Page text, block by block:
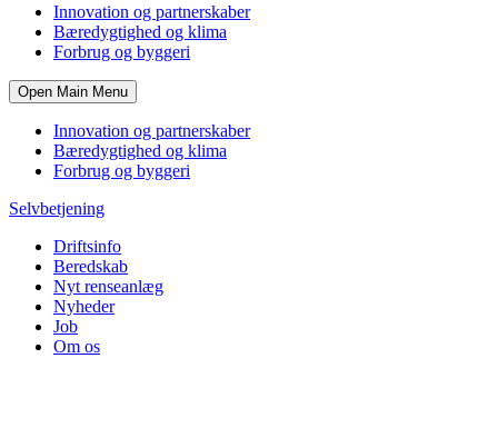
Innovation og partnerskaber
Bæredygtighed og klima
Forbrug og byggeri
Open Main Menu
Innovation og partnerskaber
Bæredygtighed og klima
Forbrug og byggeri
Selvbetjening
Driftsinfo
Beredskab
Nyt renseanlæg
Nyheder
Job
Om os